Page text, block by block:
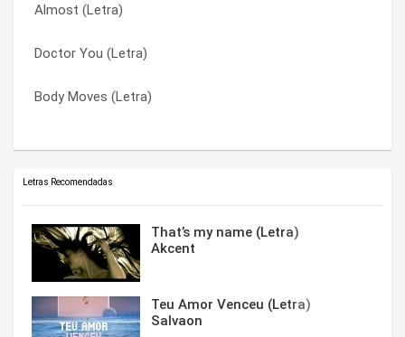
Almost (Letra)
Doctor You (Letra)
Body Moves (Letra)
Santa Claus Is Coming To Town (Letra)
Cake By The Ocean (Letra)
Toothbrush (Letra)
Unsweet (Letra)
Work (Letra)
Zoom (Letra)
Letras Recomendadas
That’s my name (Letra)
Akcent
Teu Amor Venceu (Letra)
Salvaon